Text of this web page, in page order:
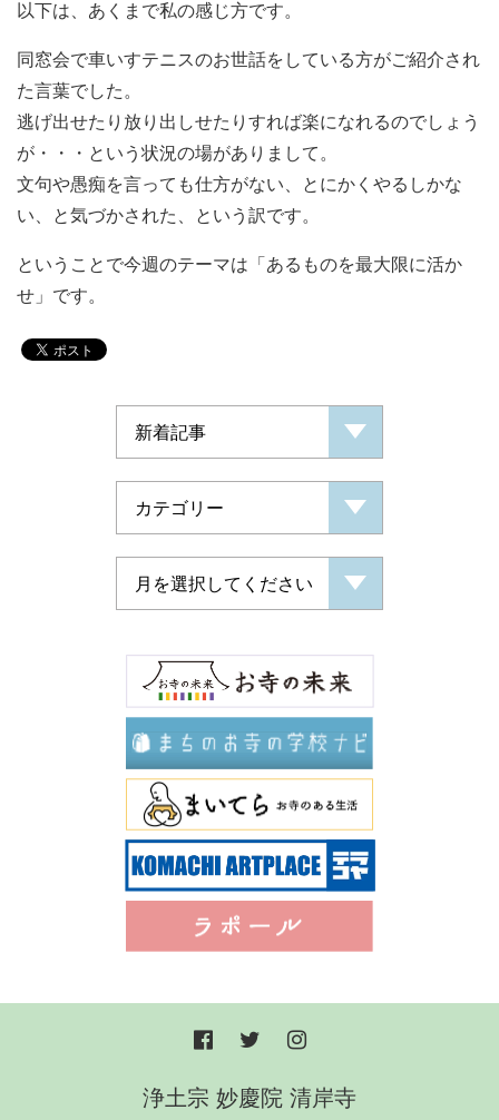
以下は、あくまで私の感じ方です。
同窓会で車いすテニスのお世話をしている方がご紹介され
た言葉でした。
逃げ出せたり放り出しせたりすれば楽になれるのでしょう
が・・・という状況の場がありまして。
文句や愚痴を言っても仕方がない、とにかくやるしかな
い、と気づかされた、という訳です。
ということで今週のテーマは「あるものを最大限に活か
せ」です。
浄土宗 妙慶院 清岸寺